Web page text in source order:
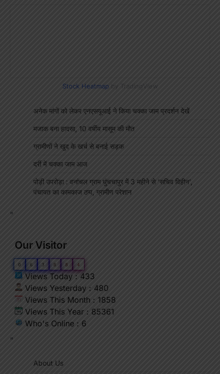
Stock Heatmap by TradingView
अनेक मांगों को लेकर एनएसयूआई ने किया चक्का जाम प्रदर्शन देखें
मजाक बना हादसा, 10 वर्षीय मासूम की मौत
ग्रामीणों ने खुद के खर्च से बनाई सड़क
दर्री में चक्का जाम आज
पोड़ी उपरोड़ा : वनांचल ग्राम घुंचचापुर में 3 महीने से ‘सचिव विहीन’,
पंचायत का कामकाज ठप्प, ग्रामीण परेशान
"
Our Visitor
0 6 3 8 8 4
Views Today : 433
Views Yesterday : 480
Views This Month : 1858
Views This Year : 85361
Who's Online : 6
"
About Us